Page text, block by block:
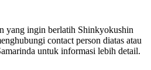
yang ingin berlatih Shinkyokushin
contact person diatas atau
untuk informasi lebih detail.